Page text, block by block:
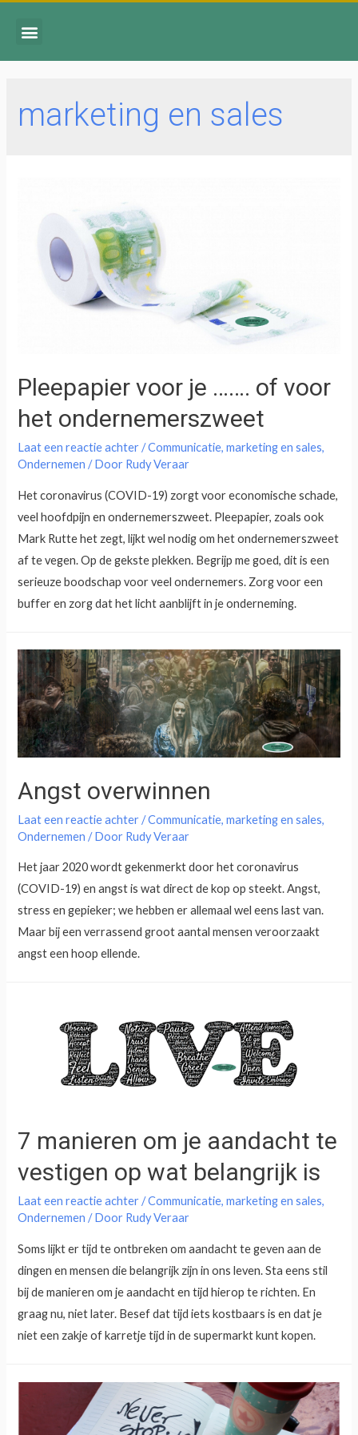
marketing en sales
Pleepapier voor je ……. of voor
het ondernemerszweet
Laat een reactie achter /Communicatie,marketing en sales,
Ondernemen / Door Rudy Veraar
Het coronavirus (COVID-19) zorgt voor economische schade,
veel hoofdpijn en ondernemerszweet. Pleepapier, zoals ook
Mark Rutte het zegt, lijkt wel nodig om het ondernemerszweet
af te vegen. Op de gekste plekken. Begrijp me goed, dit is een
serieuze boodschap voor veel ondernemers. Zorg voor een
buffer en zorg dat het licht aanblijft in je onderneming.
Angst overwinnen
Laat een reactie achter /Communicatie,marketing en sales,
Ondernemen / Door Rudy Veraar
Het jaar 2020 wordt gekenmerkt door het coronavirus
(COVID-19) en angst is wat direct de kop op steekt. Angst,
stress en gepieker; we hebben er allemaal wel eens last van.
Maar bij een verrassend groot aantal mensen veroorzaakt
angst een hoop ellende.
7 manieren om je aandacht te
vestigen op wat belangrijk is
Laat een reactie achter /Communicatie,marketing en sales,
Ondernemen / Door Rudy Veraar
Soms lijkt er tijd te ontbreken om aandacht te geven aan de
dingen en mensen die belangrijk zijn in ons leven. Sta eens stil
bij de manieren om je aandacht en tijd hierop te richten. En
graag nu, niet later. Besef dat tijd iets kostbaars is en dat je
niet een zakje of karretje tijd in de supermarkt kunt kopen.